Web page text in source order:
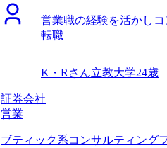
で働き続ける以外のキャリアプ
することも視野に入れています
ァームでステップアップしたい
という考えもあり、リスクを取
実績を残しておきたいという思
と面談をした中で、他社エージ
り、またコンサルティングファ
ィングファーム出身の方が中心
仕事をしているコンサルタント
ョンを取ることができました。
りになりました。 私自身はケー
営業職の経験を活かし
転職
K・Rさん立教大学24歳
証券会社
営業
ブティック系コンサルティング